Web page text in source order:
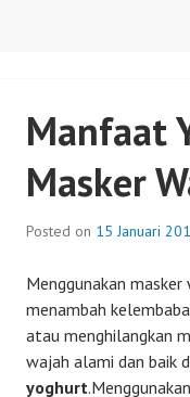
Manfaat
Masker
Posted on 15 Januari
Menggunakan
menambah
atau menghilangkan
wajah alami dan baik
yoghurt